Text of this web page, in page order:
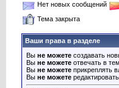
Нет новых сообщений
Тема закрыта
Ваши права в разделе
Вы не можете создавать
Вы не можете отвечать в
Вы не можете прикреплять
Вы не можете